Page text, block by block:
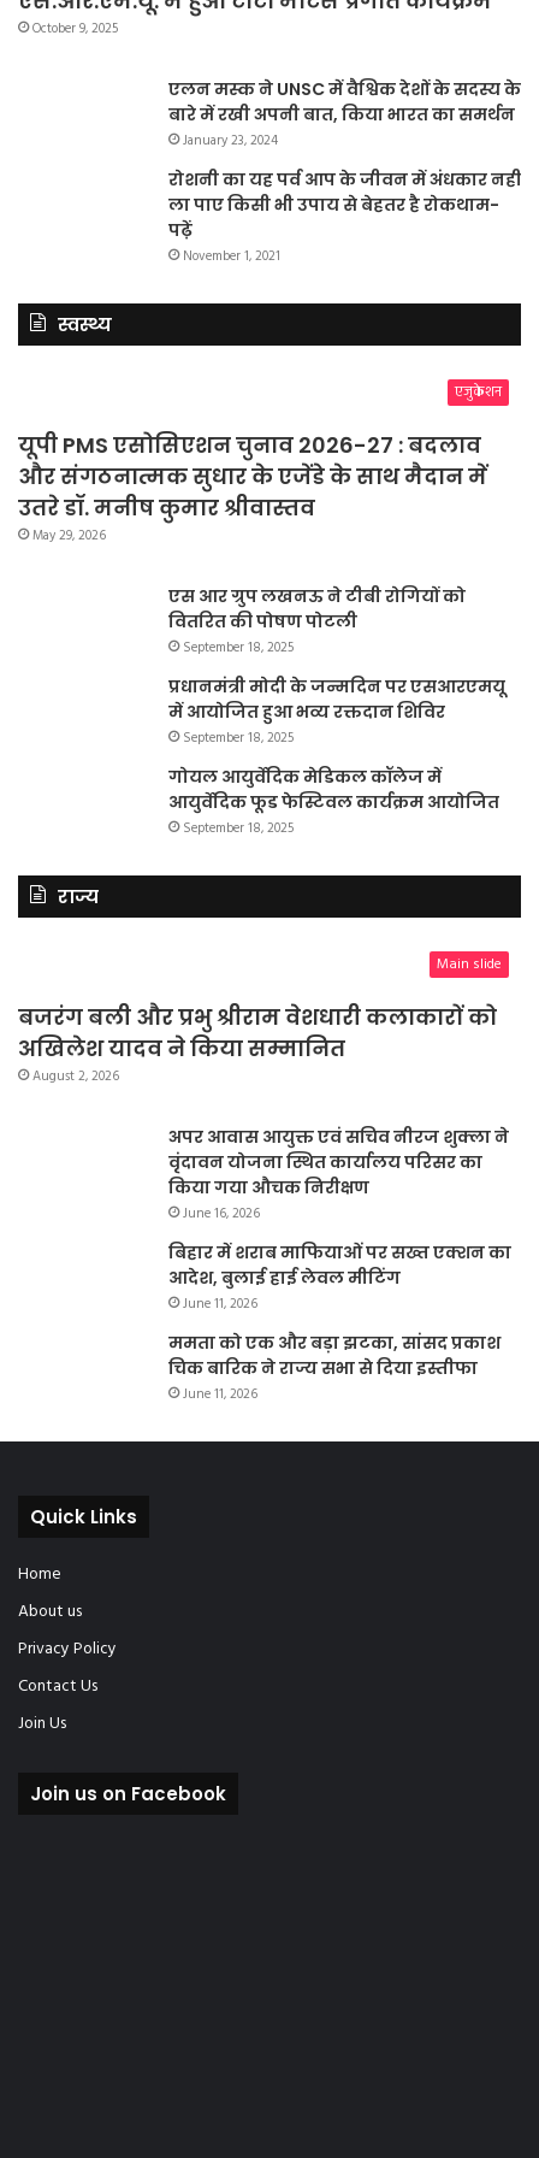
October 9, 2025
एलन मस्क ने UNSC में वैश्विक देशों के सदस्य के
बारे में रखी अपनी बात, किया भारत का समर्थन
January 23, 2024
रोशनी का यह पर्व आप के जीवन में अंधकार नहीं
ला पाए किसी भी उपाय से बेहतर है रोकथाम-
पढ़ें
November 1, 2021
स्वस्थ्य
एजुकेशन
यूपी PMS एसोसिएशन चुनाव 2026-27 : बदलाव
और संगठनात्मक सुधार के एजेंडे के साथ मैदान में
उतरे डॉ. मनीष कुमार श्रीवास्तव
May 29, 2026
एस आर ग्रुप लखनऊ ने टीबी रोगियों को
वितरित की पोषण पोटली
September 18, 2025
प्रधानमंत्री मोदी के जन्मदिन पर एसआरएमयू
में आयोजित हुआ भव्य रक्तदान शिविर
September 18, 2025
गोयल आयुर्वेदिक मेडिकल कॉलेज में
आयुर्वेदिक फूड फेस्टिवल कार्यक्रम आयोजित
September 18, 2025
राज्य
Main slide
बजरंग बली और प्रभु श्रीराम वेशधारी कलाकारों को
अखिलेश यादव ने किया सम्मानित
August 2, 2026
अपर आवास आयुक्त एवं सचिव नीरज शुक्ला ने
वृंदावन योजना स्थित कार्यालय परिसर का
किया गया औचक निरीक्षण
June 16, 2026
बिहार में शराब माफियाओं पर सख्त एक्शन का
आदेश, बुलाई हाई लेवल मीटिंग
June 11, 2026
ममता को एक और बड़ा झटका, सांसद प्रकाश
चिक बारिक ने राज्य सभा से दिया इस्तीफा
June 11, 2026
Quick Links
Home
About us
Privacy Policy
Contact Us
Join Us
Join us on Facebook